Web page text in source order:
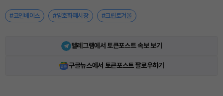
#코인베이스 #암호화폐시장 #크립토겨울
텔레그램에서 토큰포스트 속보 보기
구글뉴스에서 토큰포스트 팔로우하기